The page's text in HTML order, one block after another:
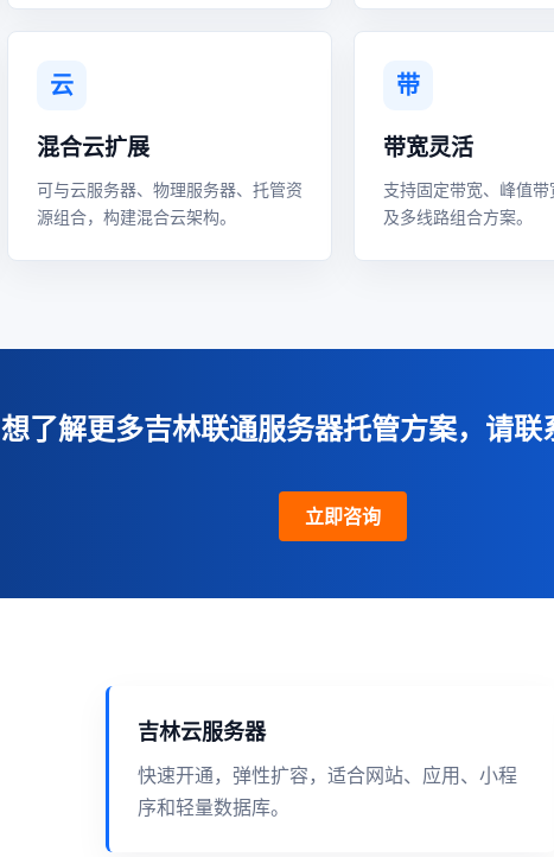
云
混合云扩展
可与云服务器、物理服务器、托管资
源组合，构建混合云架构。
带
带宽灵活
支持固定带宽、峰值
及多线路组合方案。
想了解更多吉林联通服务器托管方案，请联
立即咨询
吉林云服务器
快速开通，弹性扩容，适合网站、应用、小程
序和轻量数据库。